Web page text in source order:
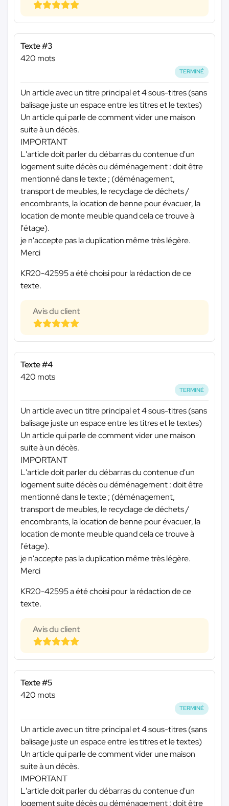
Texte #3
420 mots
TERMINÉ
Un article avec un titre principal et 4 sous-titres (sans
balisage juste un espace entre les titres et le textes)
Un article qui parle de comment vider une maison
suite à un décès.
IMPORTANT
L'article doit parler du débarras du contenue d'un
logement suite décès ou déménagement : doit être
mentionné dans le texte ; (déménagement,
transport de meubles, le recyclage de déchets /
encombrants, la location de benne pour évacuer, la
location de monte meuble quand cela ce trouve à
l'étage).
je n'accepte pas la duplication même très légère.
Merci
KR20-42595 a été choisi pour la rédaction de ce
texte.
Avis du client
Texte #4
420 mots
TERMINÉ
Un article avec un titre principal et 4 sous-titres (sans
balisage juste un espace entre les titres et le textes)
Un article qui parle de comment vider une maison
suite à un décès.
IMPORTANT
L'article doit parler du débarras du contenue d'un
logement suite décès ou déménagement : doit être
mentionné dans le texte ; (déménagement,
transport de meubles, le recyclage de déchets /
encombrants, la location de benne pour évacuer, la
location de monte meuble quand cela ce trouve à
l'étage).
je n'accepte pas la duplication même très légère.
Merci
KR20-42595 a été choisi pour la rédaction de ce
texte.
Avis du client
Texte #5
420 mots
TERMINÉ
Un article avec un titre principal et 4 sous-titres (sans
balisage juste un espace entre les titres et le textes)
Un article qui parle de comment vider une maison
suite à un décès.
IMPORTANT
L'article doit parler du débarras du contenue d'un
logement suite décès ou déménagement : doit être